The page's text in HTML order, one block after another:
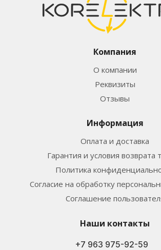
Компания
О компании
Реквизиты
Отзывы
Информация
Оплата и доставка
Гарантия и условия возврата
Политика
Согласие на обработку
Соглашение
Наши контакты
+7 963 975-92-59